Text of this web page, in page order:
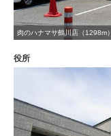
肉のハナマサ鶴川店（1298m）
役所